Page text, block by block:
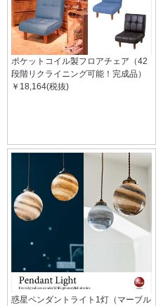
ポケットコイル製フロアチェア（42
段階リクライニング可能！完成品）
￥18,164(税抜)
惑星ペンダントライト1灯（マーブル